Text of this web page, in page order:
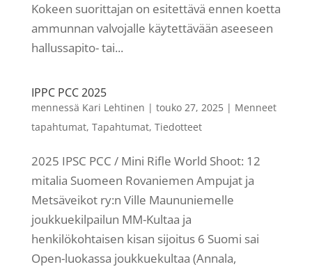
Kokeen suorittajan on esitettävä ennen koetta
ammunnan valvojalle käytettävään aseeseen
hallussapito- tai...
IPPC PCC 2025
mennessä Kari Lehtinen | touko 27, 2025| Menneet
tapahtumat, Tapahtumat, Tiedotteet
2025 IPSC PCC / Mini Rifle World Shoot: 12
mitalia Suomeen Rovaniemen Ampujat ja
Metsäveikot ry:n Ville Maununiemelle
joukkuekilpailun MM-Kultaa ja
henkilökohtaisen kisan sijoitus 6 Suomi sai
Open-luokassa joukkuekultaa (Annala,